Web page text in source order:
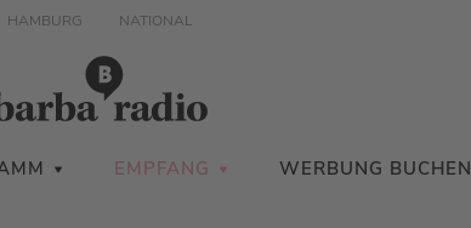
HAMBURG NATIONAL
EMPFANG WERBUNG BUCHEN